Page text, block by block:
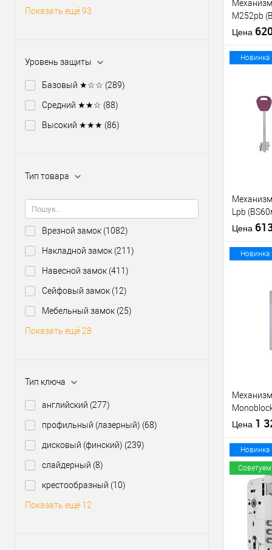
Показать ещё 93
Уровень защиты
Базовый ★☆☆ (289)
Средний ★★☆ (88)
Высокий ★★★ (86)
Тип товара
Врезной замок (1082)
Накладной замок (211)
Навесной замок (411)
Сейфовый замок (12)
Мебельный замок (25)
Показать ещё 28
Тип ключа
английский (277)
профильный (лазерный) (68)
дисковый (финский) (239)
слайдерный (8)
крестообразный (10)
Показать ещё 12
M252pb
никель
Цена
В
Материал
Межосевое
Новинка
Lpb
5 ключей
Цена
В
Материал
Страна
Статус (гурт)
Новинка
матовый
Цена 1
Купить
клик
В
Новинка
Советуем